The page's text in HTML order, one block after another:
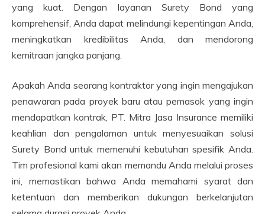
yang kuat. Dengan layanan Surety Bond yang
komprehensif, Anda dapat melindungi kepentingan Anda,
meningkatkan kredibilitas Anda, dan mendorong
kemitraan jangka panjang.
Apakah Anda seorang kontraktor yang ingin mengajukan
penawaran pada proyek baru atau pemasok yang ingin
mendapatkan kontrak, PT. Mitra Jasa Insurance memiliki
keahlian dan pengalaman untuk menyesuaikan solusi
Surety Bond untuk memenuhi kebutuhan spesifik Anda.
Tim profesional kami akan memandu Anda melalui proses
ini, memastikan bahwa Anda memahami syarat dan
ketentuan dan memberikan dukungan berkelanjutan